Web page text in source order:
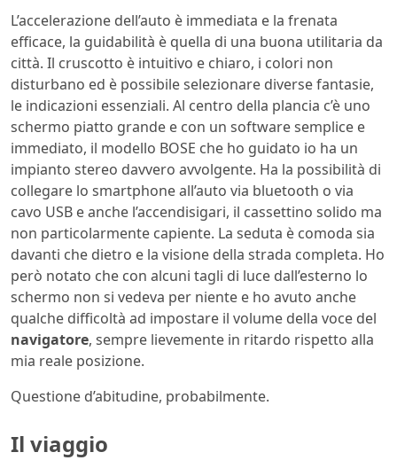
L’accelerazione dell’auto è immediata e la frenata
efficace, la guidabilità è quella di una buona utilitaria da
città. Il cruscotto è intuitivo e chiaro, i colori non
disturbano ed è possibile selezionare diverse fantasie,
le indicazioni essenziali. Al centro della plancia c’è uno
schermo piatto grande e con un software semplice e
immediato, il modello BOSE che ho guidato io ha un
impianto stereo davvero avvolgente. Ha la possibilità di
collegare lo smartphone all’auto via bluetooth o via
cavo USB e anche l’accendisigari, il cassettino solido ma
non particolarmente capiente. La seduta è comoda sia
davanti che dietro e la visione della strada completa. Ho
però notato che con alcuni tagli di luce dall’esterno lo
schermo non si vedeva per niente e ho avuto anche
qualche difficoltà ad impostare il volume della voce del
navigatore, sempre lievemente in ritardo rispetto alla
mia reale posizione.
Questione d’abitudine, probabilmente.
Il viaggio